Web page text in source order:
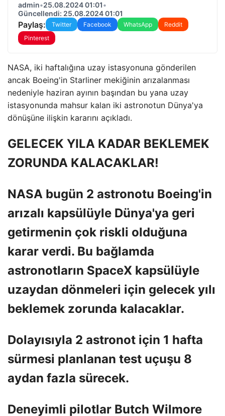
admin•25.08.2024 01:01•
Güncellendi: 25.08.2024 01:01
Paylaş: Twitter Facebook WhatsApp
Reddit
Pinterest
NASA, iki haftalığına uzay istasyonuna gönderilen
ancak Boeing'in Starliner mekiğinin arızalanması
nedeniyle haziran ayının başından bu yana uzay
istasyonunda mahsur kalan iki astronotun Dünya'ya
dönüşüne ilişkin kararını açıkladı.
GELECEK YILA KADAR BEKLEMEK
ZORUNDA KALACAKLAR!
NASA bugün 2 astronotu Boeing'in
arızalı kapsülüyle Dünya'ya geri
getirmenin çok riskli olduğuna
karar verdi. Bu bağlamda
astronotların SpaceX kapsülüyle
uzaydan dönmeleri için gelecek yılı
beklemek zorunda kalacaklar.
Dolayısıyla 2 astronot için 1 hafta
sürmesi planlanan test uçuşu 8
aydan fazla sürecek.
Deneyimli pilotlar Butch Wilmore